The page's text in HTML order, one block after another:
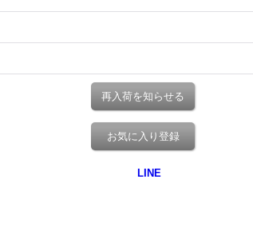
再入荷を知らせる
お気に入り登録